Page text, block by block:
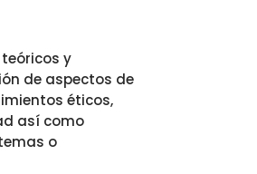
y
de aspectos de
éticos,
así como
o